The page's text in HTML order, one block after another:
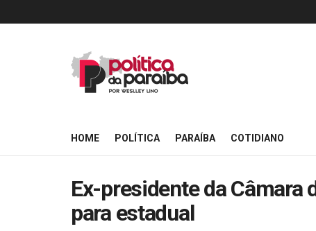
HOME POLÍTICA PARAÍBA COTIDIANO
Ex-presidente da Câmara
para estadual